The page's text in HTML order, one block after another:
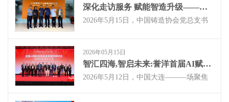
深化走访服务 赋能智造升级——中国铸造协会会长张立波一行莅临大连誉洋考察
2026年5月15日，中国铸造协会党总支书
祥一行组成专家团队，赴大连誉洋工业智
能有限公司开展走访服务，实地了解企业
果与技术布局。大连誉洋公司管理层对协
2026年05月15日
智汇四海,智启未来:誉洋首届AI赋能制造业发展国际研讨会成功举办
2026年5月12日，中国大连———场聚焦